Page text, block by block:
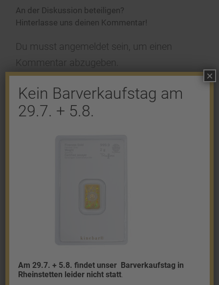
An der Diskussion beteiligen?
Hinterlasse uns deinen Kommentar!
Du musst angemeldet sein, um einen
Kommentar abzugeben.
Kein Barverkaufstag am
29.7. + 5.8.
Am 29.7. + 5.8. findet unser Barverkaufstag in
Rheinstetten leider nicht statt.
×